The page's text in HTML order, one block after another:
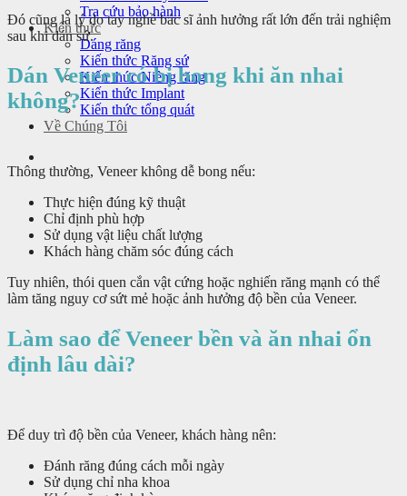
Tra cứu bảo hành
Kiến thức
Dáng răng
Kiến thức Răng sứ
Kiến thức Niềng răng
Kiến thức Implant
Kiến thức tổng quát
Về Chúng Tôi
Đó cũng là lý do tay nghề bác sĩ ảnh hưởng rất lớn đến trải nghiệm
sau khi dán sứ.
Dán Veneer có bị bong khi ăn nhai
không?
Thông thường, Veneer không dễ bong nếu:
Thực hiện đúng kỹ thuật
Chỉ định phù hợp
Sử dụng vật liệu chất lượng
Khách hàng chăm sóc đúng cách
Tuy nhiên, thói quen cắn vật cứng hoặc nghiến răng mạnh có thể
làm tăng nguy cơ sứt mẻ hoặc ảnh hưởng độ bền của Veneer.
Làm sao để Veneer bền và ăn nhai ổn
định lâu dài?
Để duy trì độ bền của Veneer, khách hàng nên:
Đánh răng đúng cách mỗi ngày
Sử dụng chỉ nha khoa